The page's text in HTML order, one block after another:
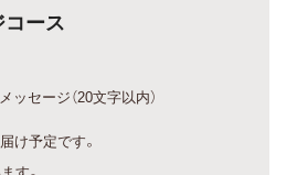
ース
ッセージ（20文字以内）
け予定です。